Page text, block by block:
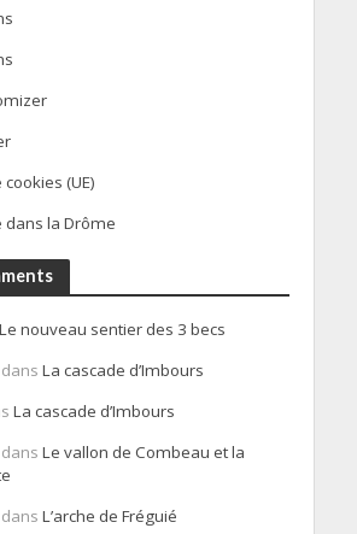
(UE)
dans la Drôme
Le nouveau sentier des 3 becs
dans La cascade d’Imbours
La cascade d’Imbours
dans Le vallon de Combeau et la
dans L’arche de Fréguié